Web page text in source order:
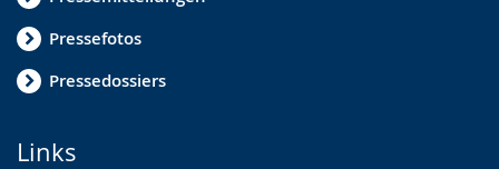
Pressefotos
Pressedossiers
Links